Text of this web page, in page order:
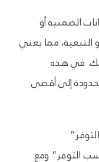
الضمنية أو
التبعية، مما يعني
في هذه
إلى أقصى
التوفر” ومع